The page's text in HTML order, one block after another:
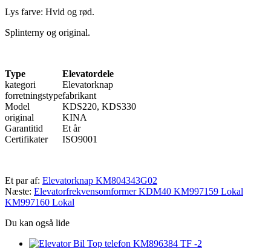
Lys farve: Hvid og rød.
Splinterny og original.
Type
Elevatordele
kategori
Elevatorknap
forretningstypefabrikant
Model
KDS220, KDS330
original
KINA
Garantitid
Et år
Certifikater
ISO9001
Et par af: Elevatorknap KM804343G02
Næste: Elevatorfrekvensomformer KDM40 KM997159 Lokal
KM997160 Lokal
Du kan også lide